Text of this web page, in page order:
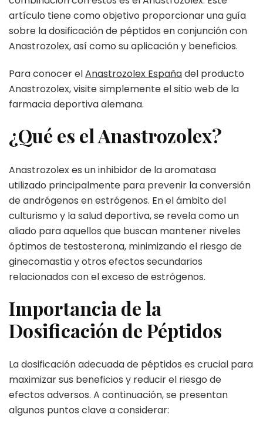
artículo tiene como objetivo proporcionar una guía
sobre la dosificación de péptidos en conjunción con
Anastrozolex, así como su aplicación y beneficios.
Para conocer elAnastrozolex Españadel producto
Anastrozolex, visite simplemente el sitio web de la
farmacia deportiva alemana.
¿Qué es el Anastrozolex?
Anastrozolex es un inhibidor de la aromatasa
utilizado principalmente para prevenir la conversión
de andrógenos en estrógenos. En el ámbito del
culturismo y la salud deportiva, se revela como un
aliado para aquellos que buscan mantener niveles
óptimos de testosterona, minimizando el riesgo de
ginecomastia y otros efectos secundarios
relacionados con el exceso de estrógenos.
Importancia de la
Dosificación de Péptidos
La dosificación adecuada de péptidos es crucial para
maximizar sus beneficios y reducir el riesgo de
efectos adversos. A continuación, se presentan
algunos puntos clave a considerar: